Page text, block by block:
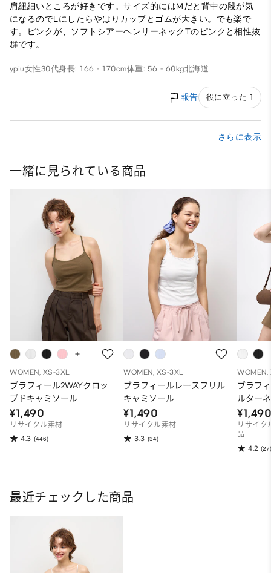
肩紐細いところが好きです。サイズ的にはMだと背中の段が気
になるのでLにしたらやはりカップとゴムが大きい。でも楽で
す。ピンクが、ソフトシアーヘンリーネックTのピンクと相性抜
群です。
ypiu女性30代身長: 166 - 170cm体重: 56 - 60kg北海道
報告 役に立った 1
さらに表示
一緒に見られている商品
WOMEN, XS-3XL
ブラフィール2WAYクロッ
プドキャミソール
¥1,490
リサイクル素材
4.3 (446)
WOMEN, XS-3XL
ブラフィールレースフリル
キャミソール
¥1,490
リサイクル素材
3.3 (34)
ブラフ
ルター
OS
リサイク
品
4.2 (27)
最近チェックした商品